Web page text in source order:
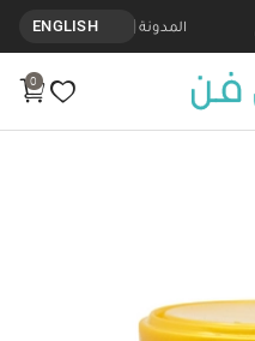
المدونة ENGLISH
0